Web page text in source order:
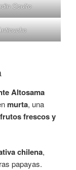
Oculto
Altosama
murta, una
frescos y
chilena,
papayas.